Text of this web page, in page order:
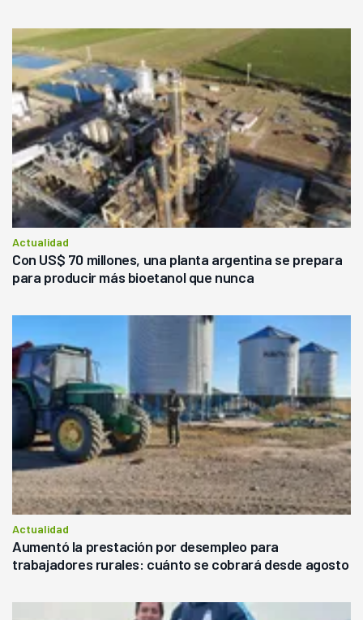
Actualidad
Con US$ 70 millones, una planta argentina se prepara
para producir más bioetanol que nunca
Actualidad
Aumentó la prestación por desempleo para
trabajadores rurales: cuánto se cobrará desde agosto